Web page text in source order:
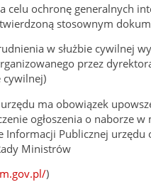
celu ochronę generalnych
stosownym
w służbie cywilnej
przez
cywilnej)
ma obowiązek
ogłoszenia o naborze
Informacji Publicznej
Ministrów
)